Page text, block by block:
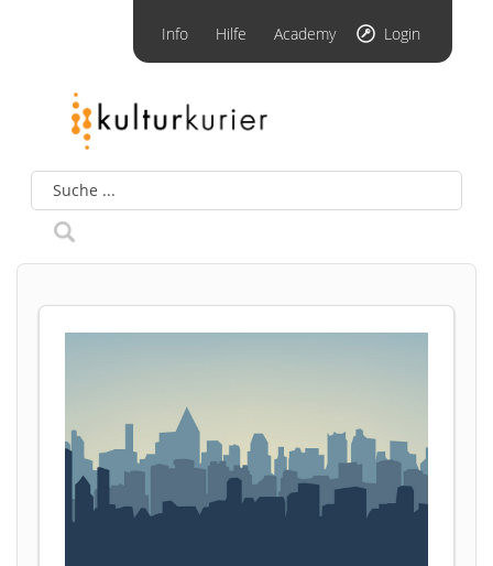
Info Hilfe Academy Login